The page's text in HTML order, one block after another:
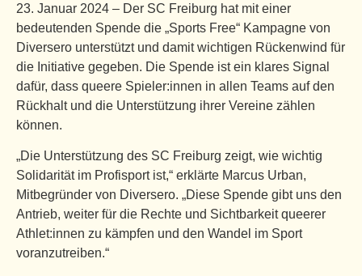
23. Januar 2024 – Der SC Freiburg hat mit einer
bedeutenden Spende die „Sports Free“ Kampagne von
Diversero unterstützt und damit wichtigen Rückenwind für
die Initiative gegeben. Die Spende ist ein klares Signal
dafür, dass queere Spieler:innen in allen Teams auf den
Rückhalt und die Unterstützung ihrer Vereine zählen
können.
„Die Unterstützung des SC Freiburg zeigt, wie wichtig
Solidarität im Profisport ist,“ erklärte Marcus Urban,
Mitbegründer von Diversero. „Diese Spende gibt uns den
Antrieb, weiter für die Rechte und Sichtbarkeit queerer
Athlet:innen zu kämpfen und den Wandel im Sport
voranzutreiben.“